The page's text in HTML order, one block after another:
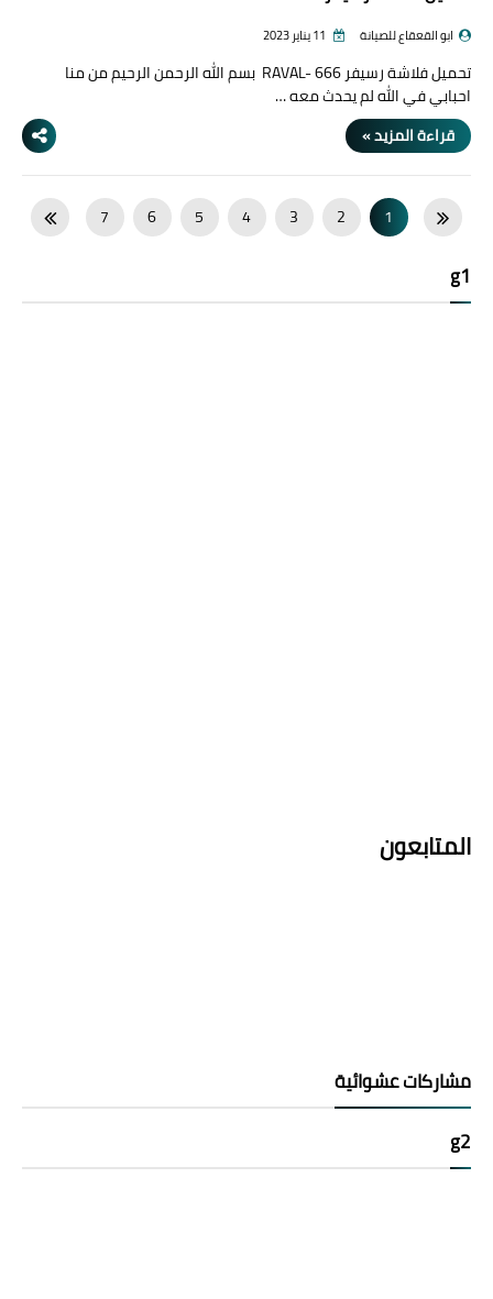
ابو القعقاع للصيانة
تحميل فلاشة رسيفر RAVAL- 666 بسم الله الرحمن الرحيم من منا
احبابي في الله لم يحدث معه …
قراءة المزيد »
1
2
3
4
5
6
7
g1
المتابعون
مشاركات عشوائية
g2